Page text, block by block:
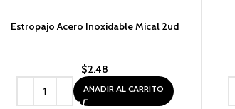
Estropajo Acero Inoxidable Mical 2ud
$2.48
AÑADIR AL CARRITO